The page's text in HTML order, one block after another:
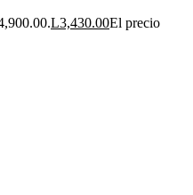
L3,430.00El precio